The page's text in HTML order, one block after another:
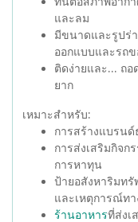
และลม
มีขนาดและรูปร่า
ออกแบบและรถ
ติดง่ายและ... ถอ
ยาก
เหมาะสำหรับ:
การสร้างแบรน
การส่งเสริมกิจก
การหาทุน
ป้ายอสังหาริมท
และเหตุการณ์ทา
ร้านอาหารที่ส่งเ